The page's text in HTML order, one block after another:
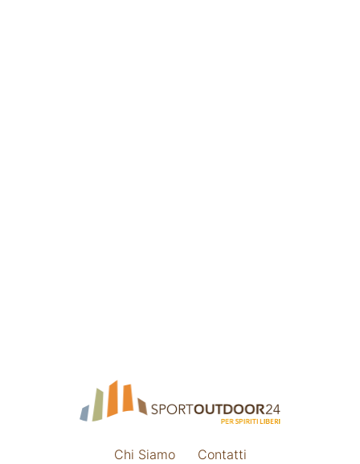
Chi Siamo Contatti